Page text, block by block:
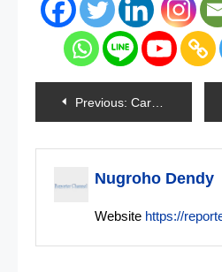
Navigasi
pos
Previous: Cara Memperbaiki File Word Yang Rusak (Corrupt)
Nugroho Dendy
Website https://